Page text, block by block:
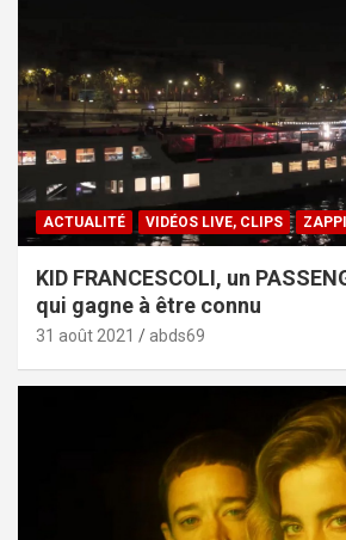
ACTUALITÉ VIDÉOS LIVE, CLIPS
KID FRANCESCOLI, un
qui gagne à être connu
31 août 2021 abds69